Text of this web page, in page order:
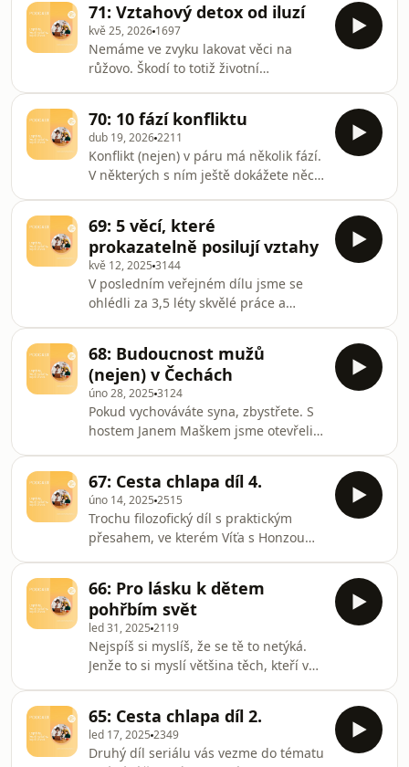
podcastu najdeš na
forendors.cz/opravdovyvztahi
herohero.co/opravdovyvztah#vztahy
#sex #intimita
71: Vztahový detox od iluzí
kvě 25, 2026 1697
Nemáme ve zvyku lakovat věci na
růžovo. Škodí to totiž životní
klišé a ne příliš funkční pohádky. Jak s
naším pohledem na realitu vztahů
naložíte je jako vždy na vás.Prémiové
díly našeho podcastu najdeš na
forendors.cz/opravdovyvztahi
herohero.co/opravdovyvztah#vztahy
#iluze
70: 10 fází konfliktu
dub 19, 20262211
Konflikt (nejen) v páru má několik fází.
V některých s ním ještě dokážete něco
Poznejte je všechny a naučte se s nimi
pracovat.Prémiové díly našeho
podcastu najdeš na
forendors.cz/opravdovyvztahi
herohero.co/opravdovyvztah#vztahy
#konflikty
69: 5 věcí, které
prokazatelně posilují vztahy
kvě 12, 2025 3144
V posledním veřejném dílu jsme se
ohlédli za 3,5 léty skvělé práce a
časopisech nenajdeš.Tak si je
poslechni a my se budeme těšit na
slyšenou třeba na Forendors.Prémiové
díly našeho podcastu najdeš na
forendors.cz/opravdovyvztahi
herohero.co/opravdovyvztah#vztahy
68: Budoucnost mužů
(nejen) v Čechách
úno 28, 2025 3124
Pokud vychováváte syna, zbystřete. S
hostem Janem Maškem jsme otevřeli
online pošlapat sebedůvěru? A jak ze
svého syna vychovat muže, kterému
se bude v novém světě dařit?Prémiové
díly našeho podcastu najdeš na
forendors.cz/opravdovyvztahi
herohero.co/opravdovyvztah#otec
#syn #vzor #výchova #hodnoty
67: Cesta chlapa díl 4.
úno 14, 2025 2515
Trochu filozofický díl s praktickým
přesahem, ve kterém Víťa s Honzou
vztahu na kvalitu života a
vztahů.Prémiové díly našeho podcastu
najdeš na
forendors.cz/opravdovyvztahi
herohero.co/opravdovyvztah#smysl
#smrt #muzi #vztahy
66: Pro lásku k dětem
pohřbím svět
led 31, 2025 2119
Nejspíš si myslíš, že se tě to netýká.
Jenže to si myslí většina těch, kteří v
vše, co drží rodinu ve zdravé pohodě?
Prémiové díly našeho podcastu najdeš
na forendors.cz/opravdovyvztahi
65: Cesta chlapa díl 2.
led 17, 2025 2349
Druhý díl seriálu vás vezme do tématu